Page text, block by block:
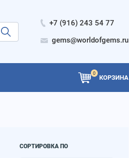
+7 (916) 243 54 77
gems@worldofgems.ru
0
КОРЗИНА
СОРТИРОВКА ПО